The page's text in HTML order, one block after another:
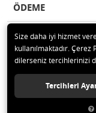
ÖDEME
İLETİŞİM
© 2020
Size daha iyi hizmet
kullanılmaktadır. Çerez
dilerseniz tercihlerinizi
Tercihleri